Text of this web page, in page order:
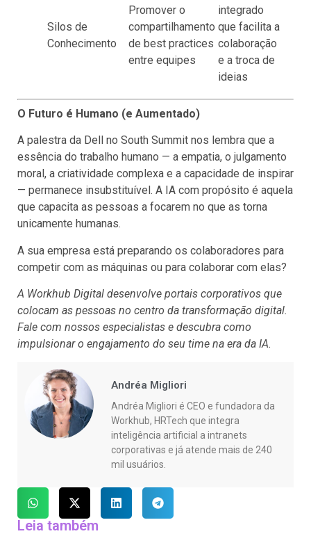
Silos de
Conhecimento
Promover o
compartilhamento
de best practices
entre equipes
integrado
que facilita a
colaboração
e a troca de
ideias
O Futuro é Humano (e Aumentado)
A palestra da Dell no South Summit nos lembra que a
essência do trabalho humano — a empatia, o julgamento
moral, a criatividade complexa e a capacidade de inspirar
— permanece insubstituível. A IA com propósito é aquela
que capacita as pessoas a focarem no que as torna
unicamente humanas.
A sua empresa está preparando os colaboradores para
competir com as máquinas ou para colaborar com elas?
A Workhub Digital desenvolve portais corporativos que
colocam as pessoas no centro da transformação digital.
Fale com nossos especialistas e descubra como
impulsionar o engajamento do seu time na era da IA.
Andréa Migliori
Andréa Migliori é CEO e fundadora da
Workhub, HRTech que integra
inteligência artificial a intranets
corporativas e já atende mais de 240
mil usuários.
Leia também